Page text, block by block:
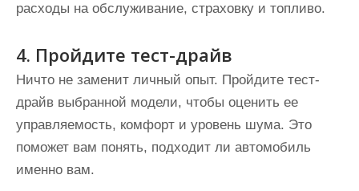
расходы на обслуживание, страховку и топливо.
4. Пройдите тест-драйв
Ничто не заменит личный опыт. Пройдите тест-
драйв выбранной модели, чтобы оценить ее
управляемость, комфорт и уровень шума. Это
поможет вам понять, подходит ли автомобиль
именно вам.